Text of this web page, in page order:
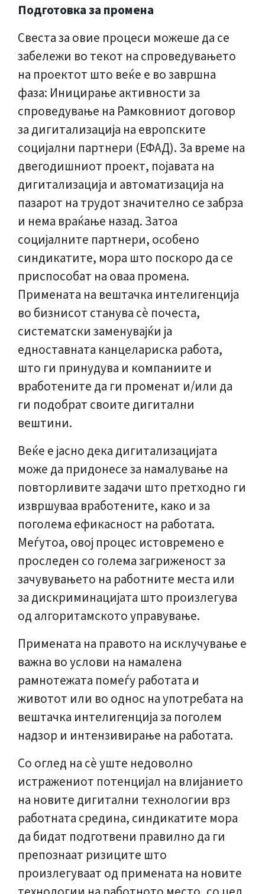
Подготовка за промена
Свеста за овие процеси можеше да се
забележи во текот на спроведувањето
на проектот што веќе е во завршна
фаза: Иницирање активности за
спроведување на Рамковниот договор
за дигитализација на европските
социјални партнери (ЕФАД). За време на
двегодишниот проект, појавата на
дигитализација и автоматизација на
пазарот на трудот значително се забрза
и нема враќање назад. Затоа
социјалните партнери, особено
синдикатите, мора што поскоро да се
приспособат на оваа промена.
Примената на вештачка интелигенција
во бизнисот станува сè почеста,
систематски заменувајќи ја
едноставната канцелариска работа,
што ги принудува и компаниите и
вработените да ги променат и/или да
ги подобрат своите дигитални
вештини.
Веќе е јасно дека дигитализацијата
може да придонесе за намалување на
повторливите задачи што претходно ги
извршуваа вработените, како и за
поголема ефикасност на работата.
Меѓутоа, овој процес истовремено е
проследен со голема загриженост за
зачувувањето на работните места или
за дискриминацијата што произлегува
од алгоритамското управување.
Примената на правото на исклучување е
важна во услови на намалена
рамнотежата помеѓу работата и
животот или во однос на употребата на
вештачка интелигенција за поголем
надзор и интензивирање на работата.
Со оглед на сè уште недоволно
истражениот потенцијал на влијанието
на новите дигитални технологии врз
работната средина, синдикатите мора
да бидат подготвени правилно да ги
препознаат ризиците што
произлегуваат од примената на новите